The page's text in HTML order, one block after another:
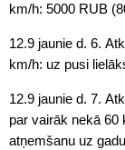
km/h: 5000 RUB
12.9 jaunie d. 6.
km/h: uz pusi
12.9 jaunie d. 7.
par vairāk nekā 60
atņemšanu uz gadu